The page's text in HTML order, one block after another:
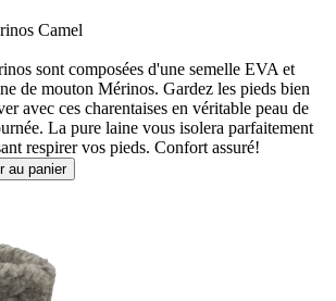
Camel
sont composées d'une semelle EVA et
de mouton Mérinos. Gardez les pieds bien
avec ces charentaises en véritable peau de
La pure laine vous isolera parfaitement
respirer vos pieds. Confort assuré!
au panier